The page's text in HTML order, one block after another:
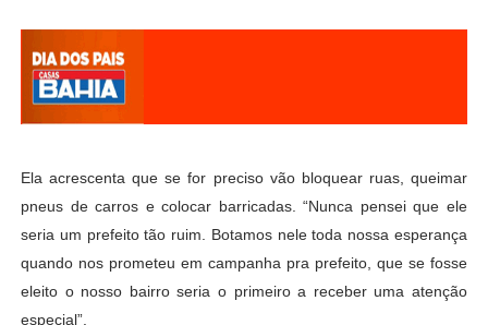
Ela acrescenta que se for preciso vão bloquear ruas, queimar
pneus de carros e colocar barricadas. “Nunca pensei que ele
seria um prefeito tão ruim. Botamos nele toda nossa esperança
quando nos prometeu em campanha pra prefeito, que se fosse
eleito o nosso bairro seria o primeiro a receber uma atenção
especial”.